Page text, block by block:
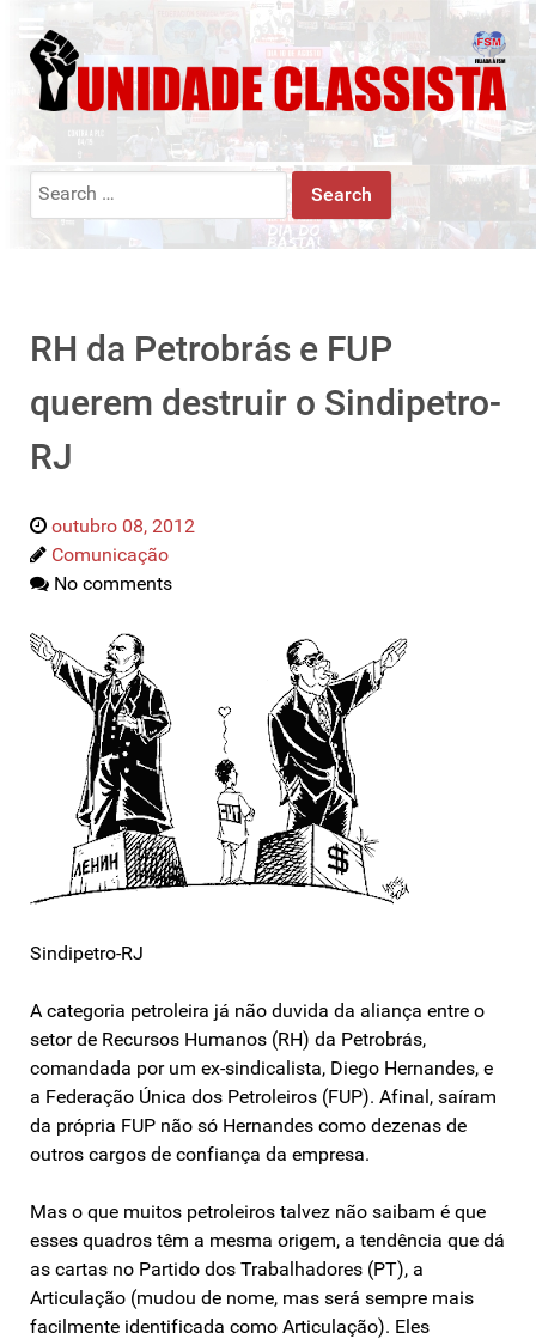
Search
RH da Petrobrás e FUP
querem destruir o Sindipetro-
RJ
outubro 08, 2012
Comunicação
No comments
Sindipetro-RJ
A categoria petroleira já não duvida da aliança entre o
setor de Recursos Humanos (RH) da Petrobrás,
comandada por um ex-sindicalista, Diego Hernandes, e
a Federação Única dos Petroleiros (FUP). Afinal, saíram
da própria FUP não só Hernandes como dezenas de
outros cargos de confiança da empresa.
Mas o que muitos petroleiros talvez não saibam é que
esses quadros têm a mesma origem, a tendência que dá
as cartas no Partido dos Trabalhadores (PT), a
Articulação (mudou de nome, mas será sempre mais
facilmente identificada como Articulação). Eles